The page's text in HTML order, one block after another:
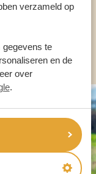
verzameld op
gegevens te
en de
over
.